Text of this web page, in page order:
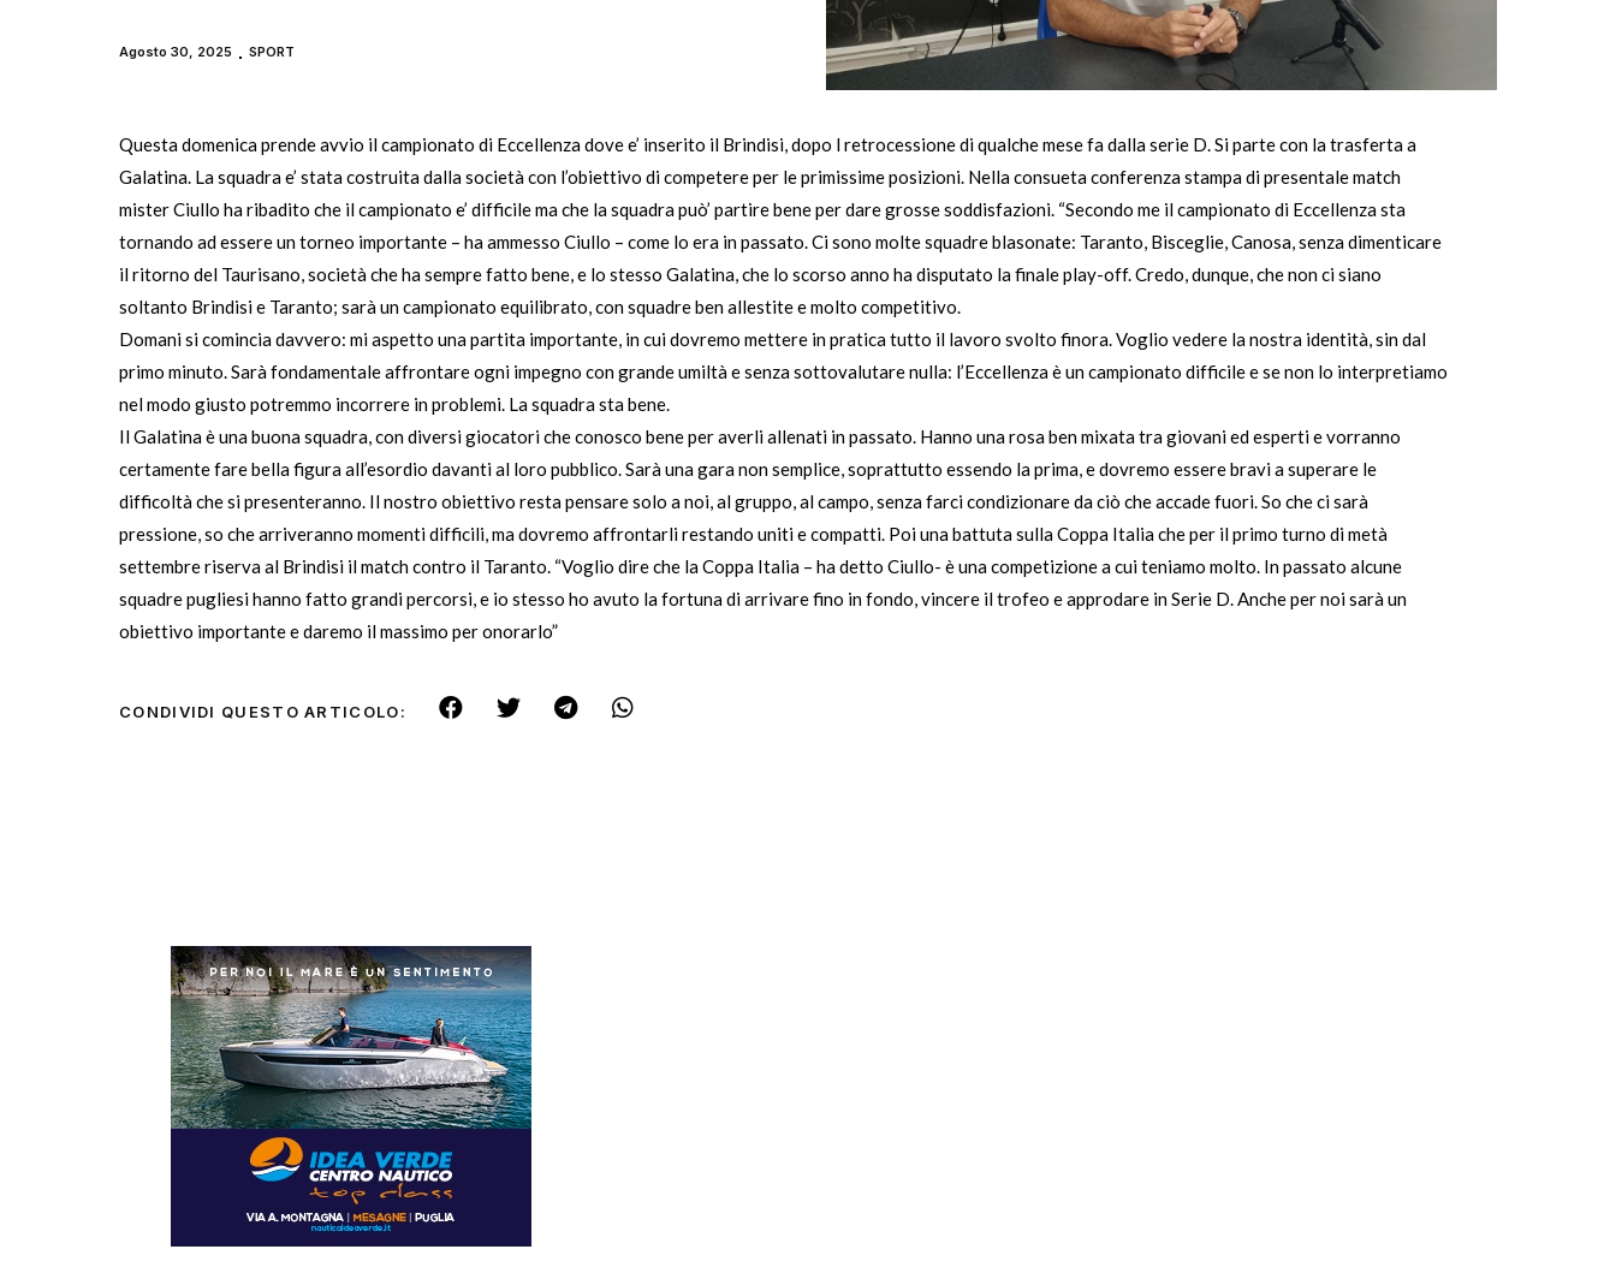
Agosto 30, 2025 SPORT
Questa domenica prende avvio il campionato di Eccellenza dove e’ inserito il Brindisi, dopo l retrocessione di qualche mese fa dalla serie D. Si parte con la trasferta a
Galatina. La squadra e’ stata costruita dalla società con l’obiettivo di competere per le primissime posizioni. Nella consueta conferenza stampa di presentale match
mister Ciullo ha ribadito che il campionato e’ difficile ma che la squadra può’ partire bene per dare grosse soddisfazioni. “Secondo me il campionato di Eccellenza sta
tornando ad essere un torneo importante – ha ammesso Ciullo – come lo era in passato. Ci sono molte squadre blasonate: Taranto, Bisceglie, Canosa, senza dimenticare
il ritorno del Taurisano, società che ha sempre fatto bene, e lo stesso Galatina, che lo scorso anno ha disputato la finale play-off. Credo, dunque, che non ci siano
soltanto Brindisi e Taranto; sarà un campionato equilibrato, con squadre ben allestite e molto competitivo.
Domani si comincia davvero: mi aspetto una partita importante, in cui dovremo mettere in pratica tutto il lavoro svolto finora. Voglio vedere la nostra identità, sin dal
primo minuto. Sarà fondamentale affrontare ogni impegno con grande umiltà e senza sottovalutare nulla: l’Eccellenza è un campionato difficile e se non lo interpretiamo
nel modo giusto potremmo incorrere in problemi. La squadra sta bene.
Il Galatina è una buona squadra, con diversi giocatori che conosco bene per averli allenati in passato. Hanno una rosa ben mixata tra giovani ed esperti e vorranno
certamente fare bella figura all’esordio davanti al loro pubblico. Sarà una gara non semplice, soprattutto essendo la prima, e dovremo essere bravi a superare le
difficoltà che si presenteranno. Il nostro obiettivo resta pensare solo a noi, al gruppo, al campo, senza farci condizionare da ciò che accade fuori. So che ci sarà
pressione, so che arriveranno momenti difficili, ma dovremo affrontarli restando uniti e compatti. Poi una battuta sulla Coppa Italia che per il primo turno di metà
settembre riserva al Brindisi il match contro il Taranto. “Voglio dire che la Coppa Italia – ha detto Ciullo- è una competizione a cui teniamo molto. In passato alcune
squadre pugliesi hanno fatto grandi percorsi, e io stesso ho avuto la fortuna di arrivare fino in fondo, vincere il trofeo e approdare in Serie D. Anche per noi sarà un
obiettivo importante e daremo il massimo per onorarlo”
CONDIVIDI QUESTO ARTICOLO: